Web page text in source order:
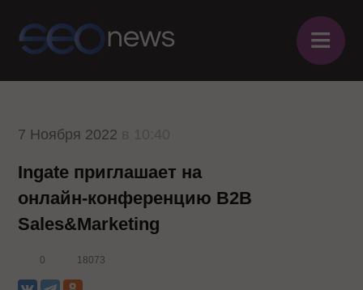
≡
7 Ноября 2022
Ingate приглашает на
онлайн-конференцию B2B
Sales&Marketing
0 18073